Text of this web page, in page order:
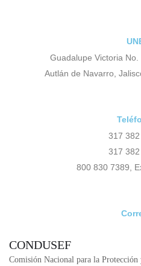
Guadalupe Victoria No.
Autlán de Navarro,
317
317
800 830 7389,
CONDUSEF
Comisión Nacional para la Protección